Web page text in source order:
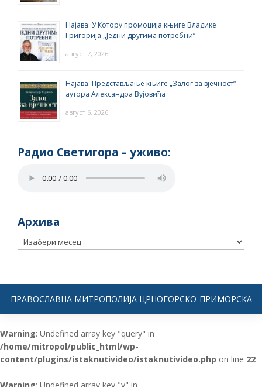
Најава: У Котору промоција књиге Владике
Григорија ,,Једни другима потребни”
август 7, 2026
Најава: Представљање књиге „Залог за вјечност“
аутора Александра Вујовића
август 6, 2026
Радио Светигора – yживо:
Архива
Архива
ПРАВОСЛАВНА МИТРОПОЛИЈА ЦРНОГОРСКО-ПРИМОРСКА
Warning: Undefined array key "query" in
/home/mitropol/public_html/wp-
content/plugins/istaknutivideo/istaknutivideo.php on line 22